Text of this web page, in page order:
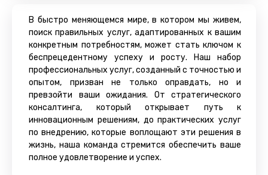
В быстро меняющемся мире, в котором мы живем,
поиск правильных услуг, адаптированных к вашим
конкретным потребностям, может стать ключом к
беспрецедентному успеху и росту. Наш набор
профессиональных услуг, созданный с точностью и
опытом, призван не только оправдать, но и
превзойти ваши ожидания. От стратегического
консалтинга, который открывает путь к
инновационным решениям, до практических услуг
по внедрению, которые воплощают эти решения в
жизнь, наша команда стремится обеспечить ваше
полное удовлетворение и успех.